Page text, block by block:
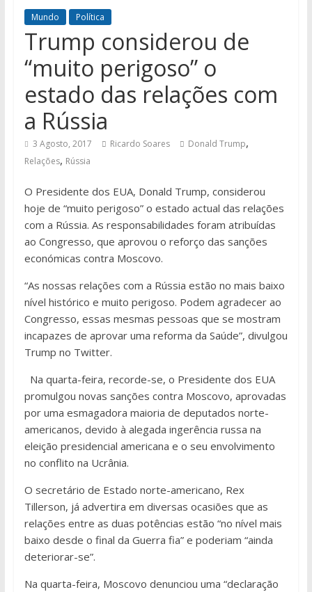
Mundo Política
Trump considerou de
“muito perigoso” o
estado das relações com
a Rússia
3 Agosto, 2017 Ricardo Soares Donald Trump,
Relações, Rússia
O Presidente dos EUA, Donald Trump, considerou
hoje de “muito perigoso” o estado actual das relações
com a Rússia. As responsabilidades foram atribuídas
ao Congresso, que aprovou o reforço das sanções
económicas contra Moscovo.
“As nossas relações com a Rússia estão no mais baixo
nível histórico e muito perigoso. Podem agradecer ao
Congresso, essas mesmas pessoas que se mostram
incapazes de aprovar uma reforma da Saúde”, divulgou
Trump no Twitter.
Na quarta-feira, recorde-se, o Presidente dos EUA
promulgou novas sanções contra Moscovo, aprovadas
por uma esmagadora maioria de deputados norte-
americanos, devido à alegada ingerência russa na
eleição presidencial americana e o seu envolvimento
no conflito na Ucrânia.
O secretário de Estado norte-americano, Rex
Tillerson, já advertira em diversas ocasiões que as
relações entre as duas potências estão “no nível mais
baixo desde o final da Guerra fia” e poderiam “ainda
deteriorar-se”.
Na quarta-feira, Moscovo denunciou uma “declaração